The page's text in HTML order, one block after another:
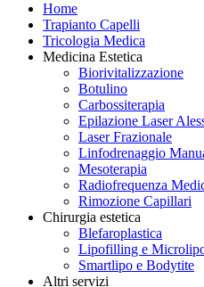
Home
Trapianto Capelli
Tricologia Medica
Medicina Estetica
Biorivitalizzazione
Botulino
Carbossiterapia
Epilazione Laser
Laser Frazionale
Linfodrenaggio
Mesoterapia
Radiofrequenza
Rimozione Capillari
Chirurgia estetica
Blefaroplastica
Lipofilling e
Smartlipo e Bodytite
Altri servizi